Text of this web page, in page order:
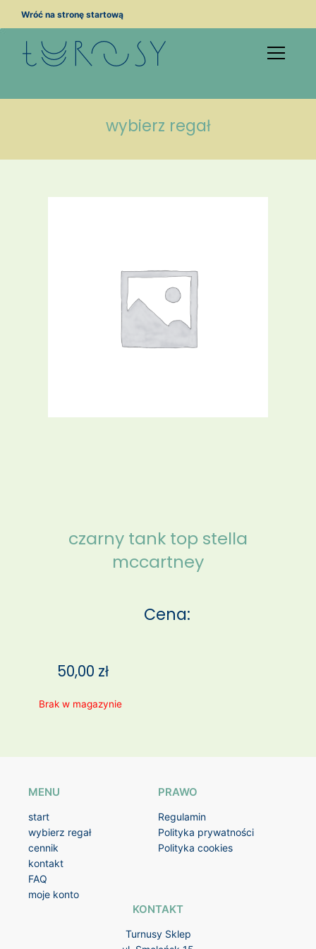
Wróć na stronę startową
wybierz regał
czarny tank top stella
mccartney
Cena:
50,00 zł
Brak w magazynie
MENU
start
wybierz regał
cennik
kontakt
FAQ
moje konto
PRAWO
Regulamin
Polityka prywatności
Polityka cookies
KONTAKT
Turnusy Sklep